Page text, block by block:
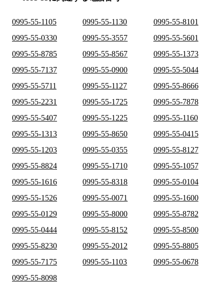
0995-55-1105 0995-55-1130
0995-55-8101
0995-55-0330
0995-55-3557
0995-55-5601
0995-55-8785
0995-55-8567
0995-55-1373
0995-55-7137
0995-55-0900
0995-55-5044
0995-55-5711
0995-55-1127
0995-55-8666
0995-55-2231
0995-55-1725
0995-55-7878
0995-55-5407
0995-55-1225
0995-55-1160
0995-55-1313
0995-55-8650
0995-55-0415
0995-55-1203
0995-55-0355
0995-55-8127
0995-55-8824
0995-55-1710
0995-55-1057
0995-55-1616
0995-55-8318
0995-55-0104
0995-55-1526
0995-55-0071
0995-55-1600
0995-55-0129
0995-55-8000
0995-55-8782
0995-55-0444
0995-55-8152
0995-55-8500
0995-55-8230
0995-55-2012
0995-55-8805
0995-55-7175
0995-55-1103
0995-55-0678
0995-55-8098